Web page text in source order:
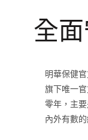
全
明華保健
旗下唯一
零年，主
內外有數